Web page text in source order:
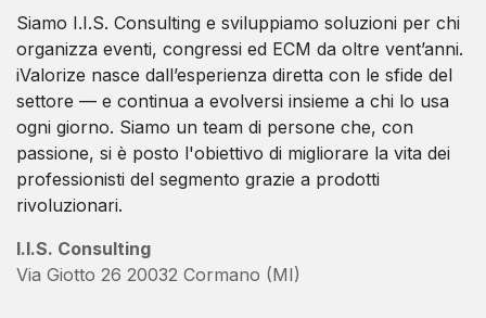
Siamo I.I.S. Consulting e sviluppiamo soluzioni per chi
organizza eventi, congressi ed ECM da oltre vent’anni.
iValorize nasce dall’esperienza diretta con le sfide del
settore — e continua a evolversi insieme a chi lo usa
ogni giorno. Siamo un team di persone che, con
passione, si è posto l'obiettivo di migliorare la vita dei
professionisti del segmento grazie a prodotti
rivoluzionari.
I.I.S. Consulting
Via Giotto 26 20032 Cormano (MI)